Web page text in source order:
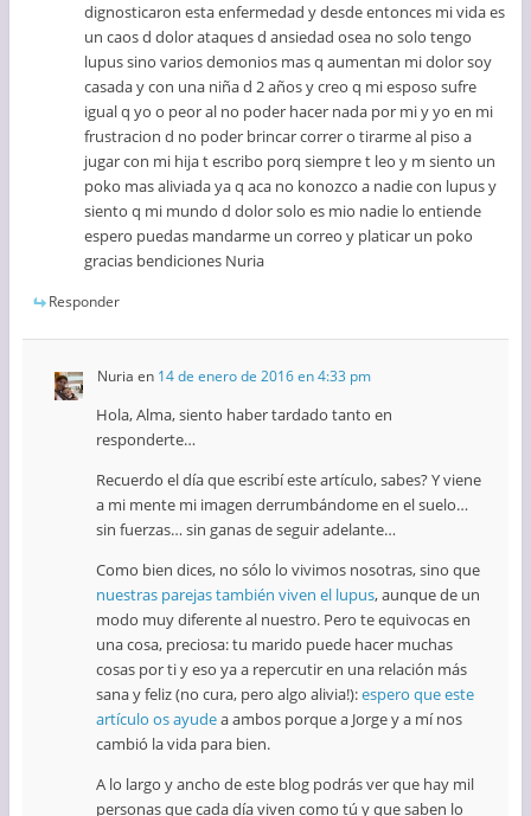
dignosticaron esta enfermedad y desde entonces mi vida es
un caos d dolor ataques d ansiedad osea no solo tengo
lupus sino varios demonios mas q aumentan mi dolor soy
casada y con una niña d 2 años y creo q mi esposo sufre
igual q yo o peor al no poder hacer nada por mi y yo en mi
frustracion d no poder brincar correr o tirarme al piso a
jugar con mi hija t escribo porq siempre t leo y m siento un
poko mas aliviada ya q aca no konozco a nadie con lupus y
siento q mi mundo d dolor solo es mio nadie lo entiende
espero puedas mandarme un correo y platicar un poko
gracias bendiciones Nuria
Responder
Nuria en 14 de enero de 2016 en 4:33 pm
Hola, Alma, siento haber tardado tanto en
responderte…
Recuerdo el día que escribí este artículo, sabes? Y viene
a mi mente mi imagen derrumbándome en el suelo…
sin fuerzas… sin ganas de seguir adelante…
Como bien dices, no sólo lo vivimos nosotras, sino que
nuestras parejas también viven el lupus, aunque de un
modo muy diferente al nuestro. Pero te equivocas en
una cosa, preciosa: tu marido puede hacer muchas
cosas por ti y eso ya a repercutir en una relación más
sana y feliz (no cura, pero algo alivia!):espero que este
artículo os ayudea ambos porque a Jorge y a mí nos
cambió la vida para bien.
A lo largo y ancho de este blog podrás ver que hay mil
personas que cada día viven como tú y que saben lo